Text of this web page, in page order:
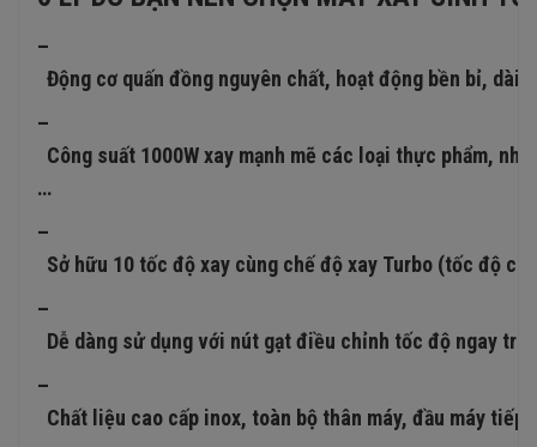
–
Động cơ quấn đồng nguyên chất, hoạt động bền bỉ, dài
–
Công suất 1000W xay mạnh mẽ các loại thực phẩm,
…
–
Sở hữu 10 tốc độ xay cùng chế độ xay Turbo (tốc độ
–
Dễ dàng sử dụng với nút gạt điều chỉnh tốc độ ngay
–
Chất liệu cao cấp inox, toàn bộ thân máy, đầu máy